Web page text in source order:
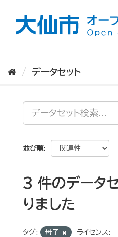
データセット
並び順
3 件のデータ
りました
タグ: 母子 ライセンス: